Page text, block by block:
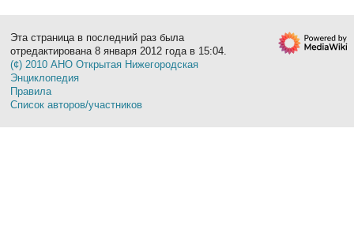
Эта страница в последний раз была
отредактирована 8 января 2012 года в 15:04.
(¢) 2010 АНО Открытая Нижегородская
Энциклопедия
Правила
Список авторов/участников